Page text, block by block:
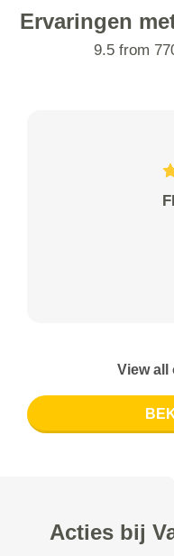
Ervaringen
9.5 from
View all
Acties bij